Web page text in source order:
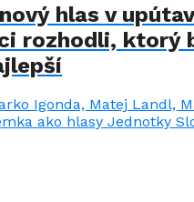
hlas v
rozhodli, ktorý